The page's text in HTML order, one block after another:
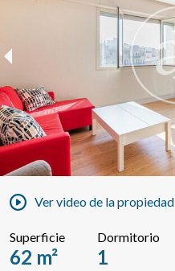
Ver video de la propiedad
Superficie
62 m²
Dormitorio
1